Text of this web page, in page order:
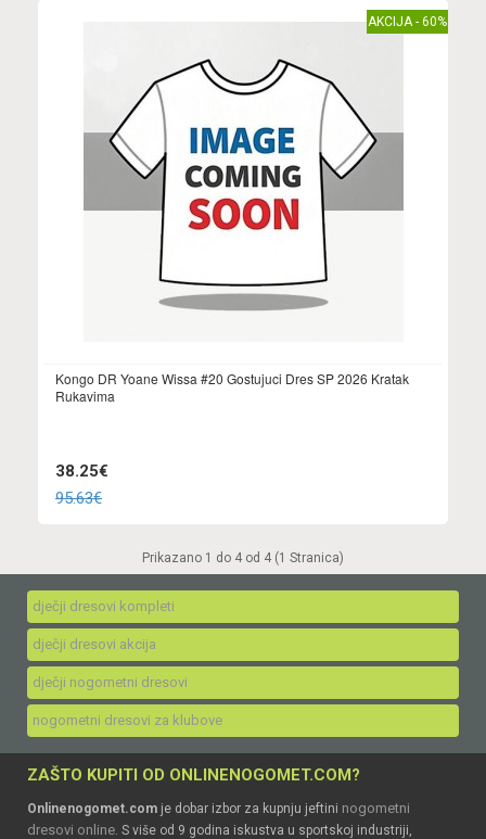
AKCIJA - 60%
Kongo DR Yoane Wissa #20 Gostujuci Dres SP 2026 Kratak
Rukavima
38.25€
95.63€
Prikazano 1 do 4 od 4 (1 Stranica)
dječji dresovi kompleti
dječji dresovi akcija
dječji nogometni dresovi
nogometni dresovi za klubove
ZAŠTO KUPITI OD ONLINENOGOMET.COM?
Onlinenogomet.com je dobar izbor za kupnju jeftini nogometni
dresovi online . S više od 9 godina iskustva u sportskoj industriji,